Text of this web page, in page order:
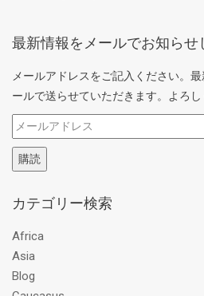
最新情報をメールでお知らせ
メールアドレスをご記入ください。
ールで送らせていただきます。よろし
メ
ー
ル
ド
ス
購読
カテゴリー検索
Africa
Asia
Blog